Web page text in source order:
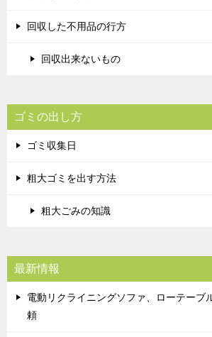
回収した不用品の行方
回収出来ないもの
ゴミの出し方
ゴミ収集日
粗大ゴミを出す方法
粗大ごみの知識
最新情報
電動リクライニングソファ、ローテーブ
頼